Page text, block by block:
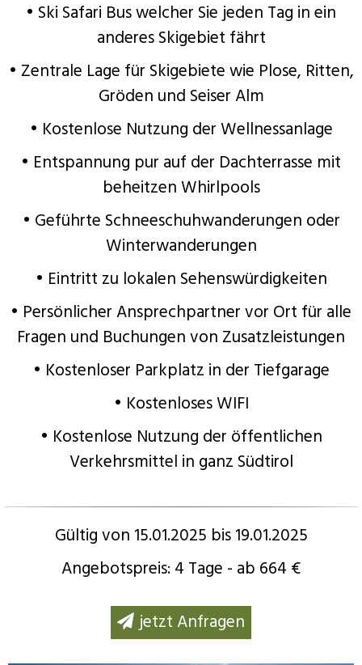
• Ski Safari Bus welcher Sie jeden Tag in ein
anderes Skigebiet fährt
• Zentrale Lage für Skigebiete wie Plose, Ritten,
Gröden und Seiser Alm
• Kostenlose Nutzung der Wellnessanlage
• Entspannung pur auf der Dachterrasse mit
beheitzen Whirlpools
• Geführte Schneeschuhwanderungen oder
Winterwanderungen
• Eintritt zu lokalen Sehenswürdigkeiten
• Persönlicher Ansprechpartner vor Ort für alle
Fragen und Buchungen von Zusatzleistungen
• Kostenloser Parkplatz in der Tiefgarage
• Kostenloses WIFI
• Kostenlose Nutzung der öffentlichen
Verkehrsmittel in ganz Südtirol
Gültig von 15.01.2025 bis 19.01.2025
Angebotspreis: 4 Tage - ab 664 €
jetzt Anfragen